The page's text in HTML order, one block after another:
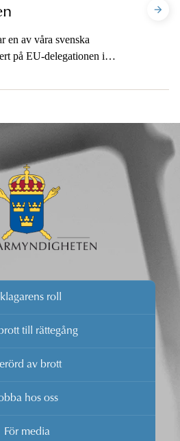
en av våra svenska
på EU-delegationen i
Här berättar hon om sitt
roll
till rättegång
av brott
hos oss
För media